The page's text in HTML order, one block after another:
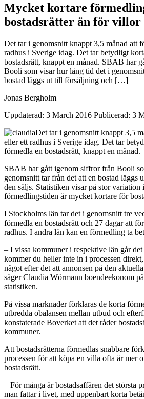
Mycket kortare
bostadsrätter än för villor
Det tar i genomsnitt knappt 3,5 månad att
radhus i Sverige idag. Det tar betydligt
bostadsrätt, knappt en månad. SBAB har
Booli som visar hur lång tid det i
bostad läggs ut till försäljning och […]
Jonas Bergholm
Uppdaterad: 3 March 2016 Publicerad: 3
Det tar i genomsnitt knappt 3,5
eller ett radhus i Sverige idag. Det tar
förmedla en bostadsrätt, knappt en månad.
SBAB har gått igenom siffror från Booli
genomsnitt tar från det att en bostad läggs
den säljs. Statistiken visar på stor
förmedlingstiden är mycket kortare för
I Stockholms län tar det i genomsnitt tre
förmedla en bostadsrätt och 27 dagar att
radhus. I andra län kan en förmedling ta
– I vissa kommuner i respektive län går
kommer du heller inte in i processen
något efter det att annonsen på den
säger Claudia Wörmann boendeekonom
statistiken.
På vissa marknader förklaras de korta
utbredda obalansen mellan utbud och
konstaterade Boverket att det råder
kommuner.
Att bostadsrätterna förmedlas snabbare
processen för att köpa en villa ofta är mer
bostadsrätt.
– För många är bostadsaffären det största
man fattar i livet, med uppenbart korta